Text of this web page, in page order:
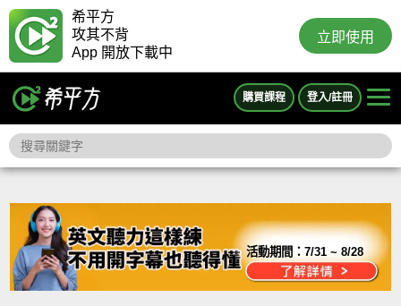
希平方
攻其不背
App 開放下載中
立即使用
購買課程 登入/註冊
活動期間：7/31 ~ 8/28